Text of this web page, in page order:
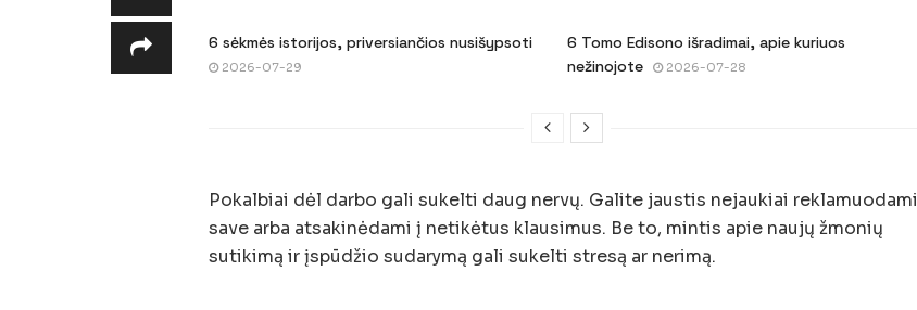
6 sėkmės istorijos, priversiančios nusišypsoti
2026-07-29
6 Tomo Edisono išradimai, apie kuriuos
nežinojote
2026-07-28
Pokalbiai dėl darbo gali sukelti daug nervų. Galite jaustis nejaukiai reklamuodami
save arba atsakinėdami į netikėtus klausimus. Be to, mintis apie naujų žmonių
sutikimą ir įspūdžio sudarymą gali sukelti stresą ar nerimą.